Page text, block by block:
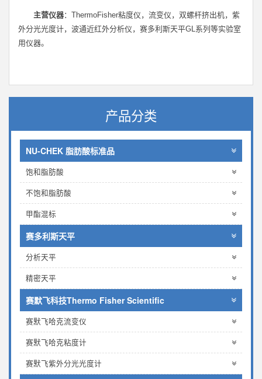
主营仪器： ThermoFisher粘度仪，流变仪，双螺杆挤出机，紫
外分光光度计，波通近红外分析仪，赛多利斯天平GL系列等实验室
用仪器。
产品分类
NU-CHEK 脂肪酸标准品
饱和脂肪酸
不饱和脂肪酸
甲酯混标
赛多利斯天平
分析天平
精密天平
赛默飞科技Thermo Fisher Scientific
赛默飞哈克流变仪
赛默飞哈克粘度计
赛默飞紫外分光光度计